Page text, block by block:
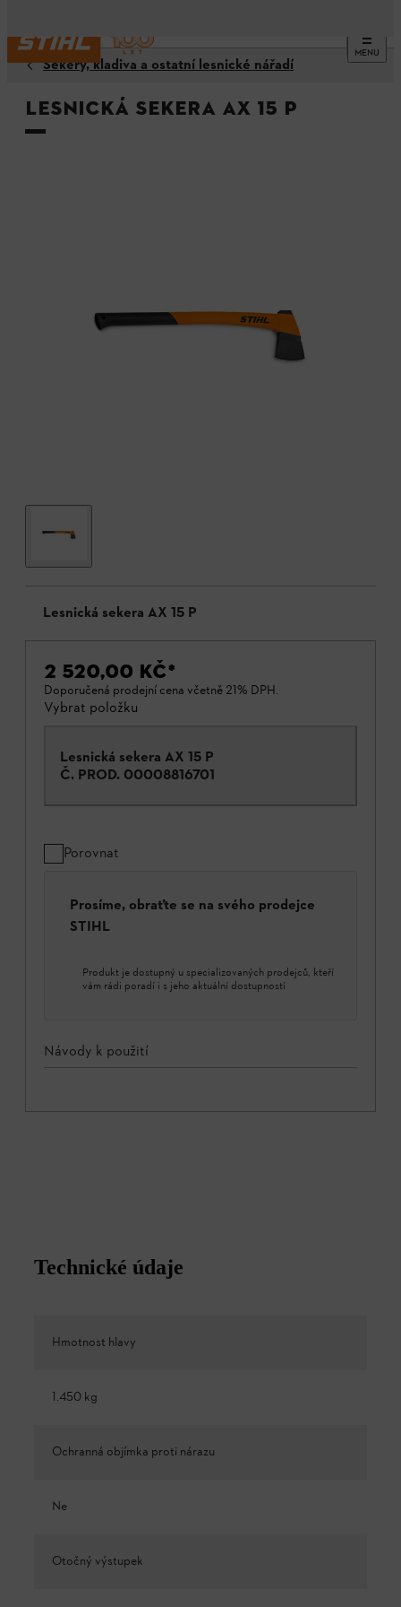
MENU
Sekery, kladiva a ostatní lesnické nářadí
Lesnická sekera AX 15 P
Lesnická sekera AX 15 P
2 520,00 KČ*
Doporučená prodejní cena včetně 21% DPH.
Vybrat položku
Lesnická sekera AX 15 P
Č. PROD. 00008816701
Porovnat
Prosíme, obraťte se na svého prodejce
STIHL
Produkt je dostupný u specializovaných prodejců, kteří
vám rádi poradí i s jeho aktuální dostupností
Návody k použití
Technické údaje
Hmotnost hlavy
1.450 kg
Ochranná objímka proti nárazu
Ne
Otočný výstupek